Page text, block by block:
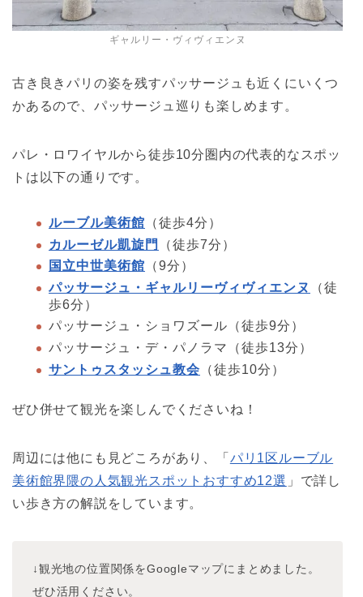
ギャルリー・ヴィヴィエンヌ
古き良きパリの姿を残すパッサージュも近くにいくつ
かあるので、パッサージュ巡りも楽しめます。
パレ・ロワイヤルから徒歩10分圏内の代表的なスポッ
トは以下の通りです。
ルーブル美術館 （徒歩4分）
カルーゼル凱旋門
（徒歩7分）
国立中世美術館 （9分）
パッサージュ・ギャルリーヴィヴィエンヌ
（徒
歩6分）
パッサージュ・ショワズール（徒歩9分）
パッサージュ・デ・パノラマ（徒歩13分）
サントゥスタッシュ教会 （徒歩10分）
ぜひ併せて観光を楽しんでくださいね！
周辺には他にも見どころがあり、「 パリ1区ルーブル
美術館界隈の人気観光スポットおすすめ12選 」で詳し
い歩き方の解説をしています。
↓観光地の位置関係をGoogleマップにまとめました。
ぜひ活用ください。